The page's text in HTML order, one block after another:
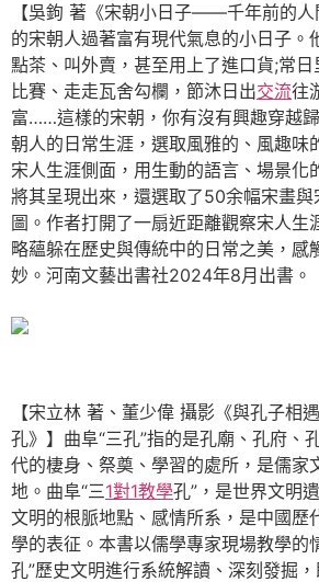
【吳鉤 著《宋朝小日子——千年前的
的宋朝人過著富有現代氣息的小日子。
點茶、叫外賣，甚至用上了進口貨;常
比賽、走走瓦舍勾欄，節沐日出交流往
富……這樣的宋朝，你有沒有興趣穿越
朝人的日常生涯，選取風雅的、風趣味
宋人生涯側面，用生動的語言、場景化
將其呈現出來，還選取了50余幅宋畫
圖。作者打開了一扇近距離觀察宋人生
略蘊躲在歷史與傳統中的日常之美，感
妙。河南文藝出書社2024年8月出書。
【宋立林 著、董少偉 攝影《與孔子相
孔》】曲阜“三孔”指的是孔廟、孔府、
代的棲身、祭奠、學習的處所，是儒家
地。曲阜“三1對1教學孔”，是世界文明
文明的根脈地點、感情所系，是中國歷
學的表征。本書以儒學專家現場教學的
孔”歷史文明進行系統解讀、深刻發掘